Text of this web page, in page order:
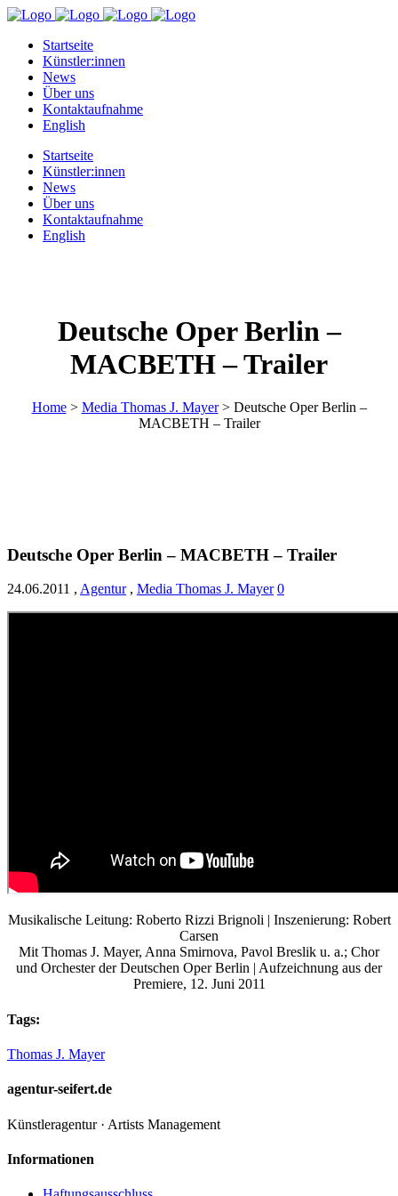
Startseite
Künstler:innen
News
Über uns
Kontaktaufnahme
English
Startseite
Künstler:innen
News
Über uns
Kontaktaufnahme
English
Deutsche Oper Berlin –
MACBETH – Trailer
Home> Media Thomas J. Mayer > Deutsche Oper Berlin –
MACBETH – Trailer
Deutsche Oper Berlin – MACBETH – Trailer
24.06.2011 , Agentur , Media Thomas J. Mayer 0
Musikalische Leitung: Roberto Rizzi Brignoli | Inszenierung: Robert
Carsen
Mit Thomas J. Mayer, Anna Smirnova, Pavol Breslik u. a.; Chor
und Orchester der Deutschen Oper Berlin | Aufzeichnung aus der
Premiere, 12. Juni 2011
Tags:
Thomas J. Mayer
agentur-seifert.de
Künstleragentur · Artists Management
Informationen